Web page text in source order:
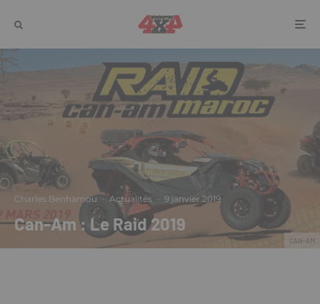
CAN-AM
Charles Benhamou · Actualités · 9 janvier 2019
Can-Am : Le Raid 2019